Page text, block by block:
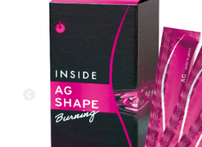
ログイン person
キャンペーン
セミナー/契約関連